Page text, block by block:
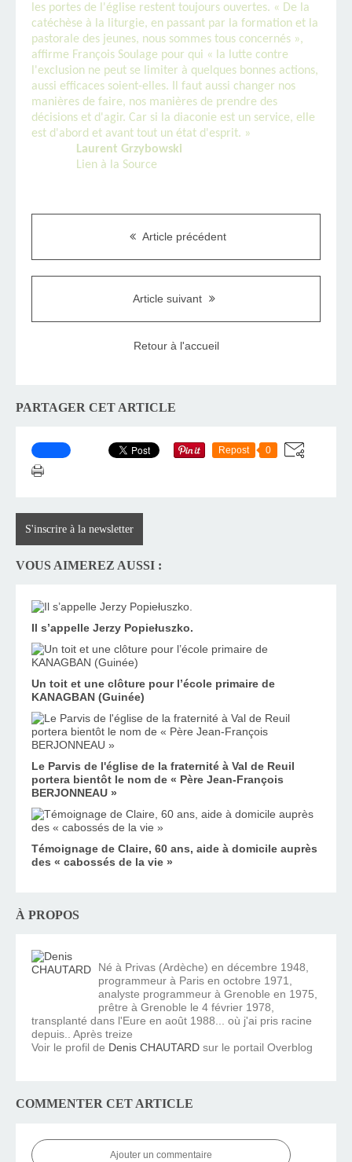
les portes de l'église restent toujours ouvertes. « De la
catéchèse à la liturgie, en passant par la formation et la
pastorale des jeunes, nous sommes tous concernés »,
affirme François Soulage pour qui « la lutte contre
l'exclusion ne peut se limiter à quelques bonnes actions,
aussi efficaces soient-elles. Il faut aussi changer nos
manières de faire, nos manières de prendre des
décisions et d'agir. Car si la diaconie est un service, elle
est d'abord et avant tout un état d'esprit. »
Laurent Grzybowski
Lien à la Source
Article précédent
Article suivant
Retour à l'accueil
PARTAGER CET ARTICLE
Repost 0
S'inscrire à la newsletter
VOUS AIMEREZ AUSSI :
Il s’appelle Jerzy Popiełuszko.
Un toit et une clôture pour l’école primaire de
KANAGBAN (Guinée)
Le Parvis de l'église de la fraternité à Val de Reuil
portera bientôt le nom de « Père Jean-François
BERJONNEAU »
Témoignage de Claire, 60 ans, aide à domicile auprès
des « cabossés de la vie »
À PROPOS
Né à Privas (Ardèche) en décembre 1948,
programmeur à Paris en octobre 1971,
analyste programmeur à Grenoble en 1975,
prêtre à Grenoble le 4 février 1978,
transplanté dans l'Eure en août 1988... où j'ai pris racine
depuis.. Après treize
Voir le profil de Denis CHAUTARD sur le portail Overblog
COMMENTER CET ARTICLE
Ajouter un commentaire